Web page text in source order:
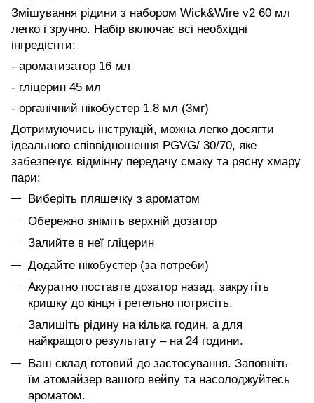
Змішування рідини з набором Wick&Wire v2 60 мл
легко і зручно. Набір включає всі необхідні
інгредієнти:
- ароматизатор 16 мл
- гліцерин 45 мл
- органічний нікобустер 1.8 мл (3мг)
Дотримуючись інструкцій, можна легко досягти
ідеального співвідношення PGVG/ 30/70, яке
забезпечує відмінну передачу смаку та рясну хмару
пари:
Виберіть пляшечку з ароматом
Обережно зніміть верхній дозатор
Залийте в неї гліцерин
Додайте нікобустер (за потреби)
Акуратно поставте дозатор назад, закрутіть
кришку до кінця і ретельно потрясіть.
Залишіть рідину на кілька годин, а для
найкращого результату – на 24 години.
Ваш склад готовий до застосування. Заповніть
їм атомайзер вашого вейпу та насолоджуйтесь
ароматом.